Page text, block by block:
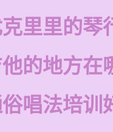
里里的琴
的地方在
唱法培训